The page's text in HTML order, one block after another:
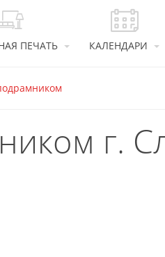
ПЕЧАТЬ КАЛЕНДАРИ
г.